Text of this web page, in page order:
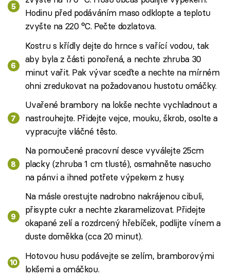
Hodinu před podáváním maso odklopte a teplotu
zvyšte na 220 °C. Pečte dozlatova.
Kostru s křídly dejte do hrnce s vařící vodou, tak
aby byla z části ponořená, a nechte zhruba 30
minut vařit. Pak vývar sceďte a nechte na mírném
ohni zredukovat na požadovanou hustotu omáčky.
Uvařené brambory na lokše nechte vychladnout a
nastrouhejte. Přidejte vejce, mouku, škrob, osolte a
vypracujte vláčné těsto.
Na pomoučené pracovní desce vyválejte 25cm
placky (zhruba 1 cm tlusté), osmahněte nasucho
na pánvi a ihned potřete výpekem z husy.
Na másle orestujte nadrobno nakrájenou cibuli,
přisypte cukr a nechte zkaramelizovat. Přidejte
okapané zelí a rozdrcený hřebíček, podlijte vínem a
duste doměkka (cca 20 minut).
Hotovou husu podávejte se zelím, bramborovými
lokšemi a omáčkou.